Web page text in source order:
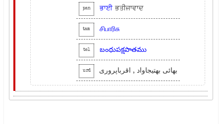
pan ਭਾਈਭਤੀਜਾਵਾਦ
tam சிபாரிசு
tel బంధుపక్షపాతము
urd بھائی بھتیجاواد , اقرباپروری